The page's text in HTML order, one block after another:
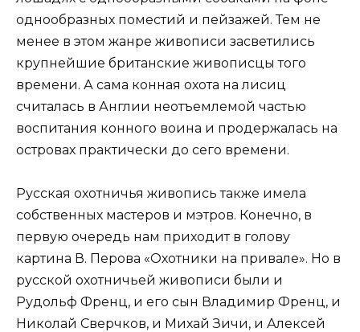
однообразных поместий и пейзажей. Тем не
менее в этом жанре живописи засветились
крупнейшие британские живописцы того
времени. А сама конная охота на лисиц
считалась в Англии неотъемлемой частью
воспитания конного воина и продержалась на
островах практически до сего времени.
Русская охотничья живопись также имела
собственных мастеров и мэтров. Конечно, в
первую очередь нам приходит в голову
картина В. Перова «Охотники на привале». Но в
русской охотничьей живописи были и
Рудольф Френц, и его сын Владимир Френц, и
Николай Сверчков, и Михай Зичи, и Алексей